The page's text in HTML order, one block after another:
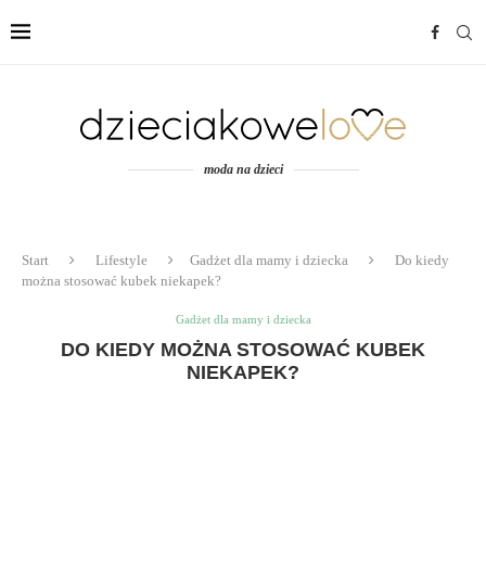
moda na dzieci
Start Lifestyle Gadżet dla mamy i dziecka
Do kiedy
można stosować kubek niekapek?
Gadżet dla mamy i dziecka
DO KIEDY MOŻNA STOSOWAĆ KUBEK
NIEKAPEK?